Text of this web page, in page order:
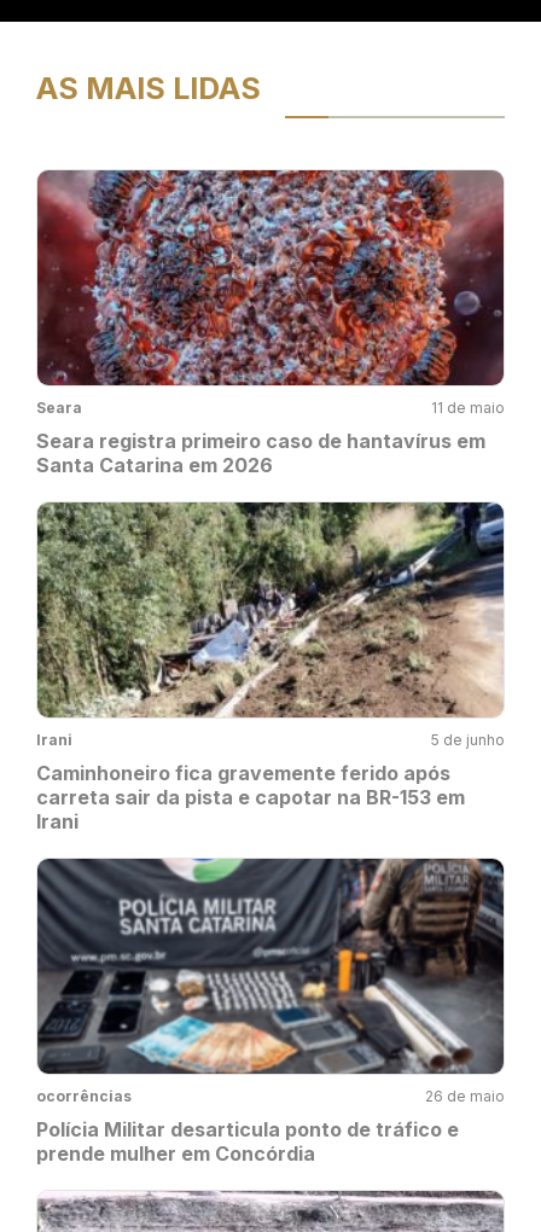
AS MAIS LIDAS
Seara 11 de maio
Seara registra primeiro caso de hantavírus em
Santa Catarina em 2026
Irani 5 de junho
Caminhoneiro fica gravemente ferido após
carreta sair da pista e capotar na BR-153 em
Irani
ocorrências 26 de maio
Polícia Militar desarticula ponto de tráfico e
prende mulher em Concórdia